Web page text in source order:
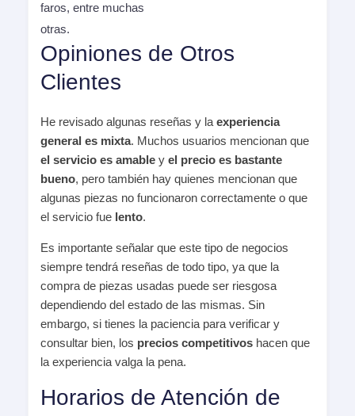
faros, entre muchas
otras.
Opiniones de Otros
Clientes
He revisado algunas reseñas y la experiencia
general es mixta. Muchos usuarios mencionan que
el servicio es amable y el precio es bastante
bueno, pero también hay quienes mencionan que
algunas piezas no funcionaron correctamente o que
el servicio fue lento.
Es importante señalar que este tipo de negocios
siempre tendrá reseñas de todo tipo, ya que la
compra de piezas usadas puede ser riesgosa
dependiendo del estado de las mismas. Sin
embargo, si tienes la paciencia para verificar y
consultar bien, los precios competitivos hacen que
la experiencia valga la pena.
Horarios de Atención de